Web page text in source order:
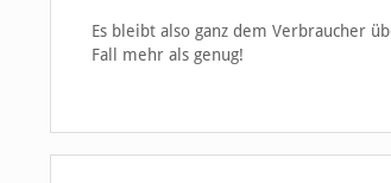
Es bleibt also ganz dem Verbraucher
Fall mehr als genug!